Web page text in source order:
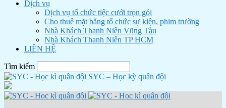
Dịch vụ
Dịch vụ tổ chức tiệc cưới trọn gói
Cho thuê mặt bằng tổ chức sự kiện, phim trường
Nhà Khách Thanh Niên Vũng Tàu
Nhà Khách Thanh Niên TP HCM
LIÊN HỆ
Tìm kiếm
SYC – Học kỳ quân đội